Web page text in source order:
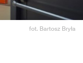
fot. Bartosz Bryła